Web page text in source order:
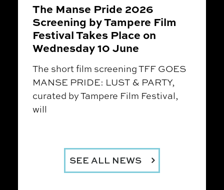
The Manse Pride 2026
Screening by Tampere Film
Festival Takes Place on
Wednesday 10 June
The short film screening TFF GOES
MANSE PRIDE: LUST & PARTY,
curated by Tampere Film Festival,
will
SEE ALL NEWS